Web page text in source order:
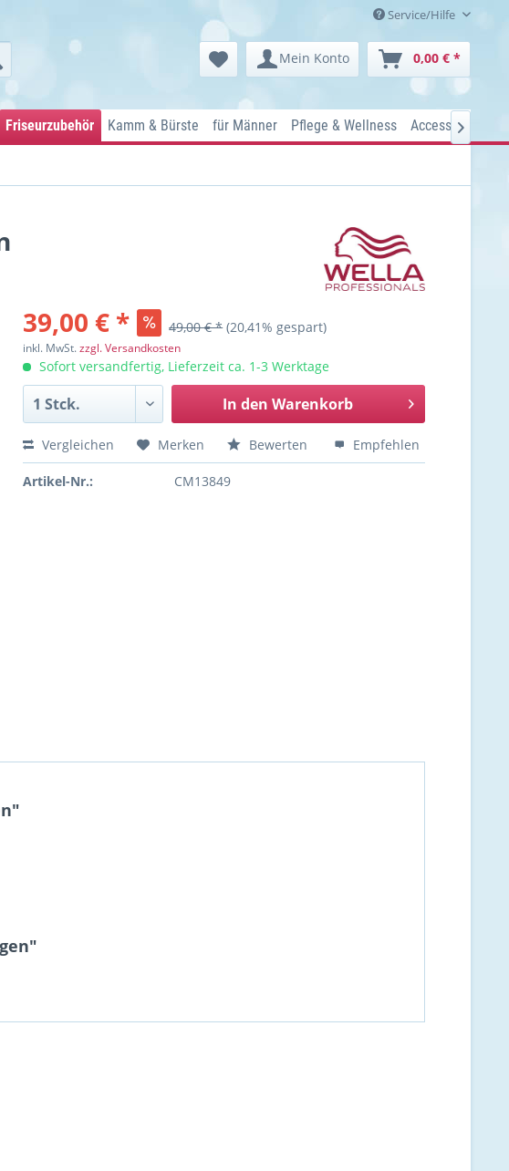
Service/Hilfe
Mein Konto 0,00 € *
Friseurzubehör Kamm & Bürste für Männer Pflege & Wellness Accessoires

39,00 € * 49,00 € * (20,41% gespart)
inkl. MwSt.zzgl. Versandkosten
Sofort versandfertig, Lieferzeit ca. 1-3 Werktage
In den Warenkorb
Vergleichen Merken Bewerten Empfehlen
Artikel-Nr.: CM13849